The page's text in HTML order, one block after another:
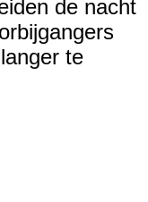
de nacht
te